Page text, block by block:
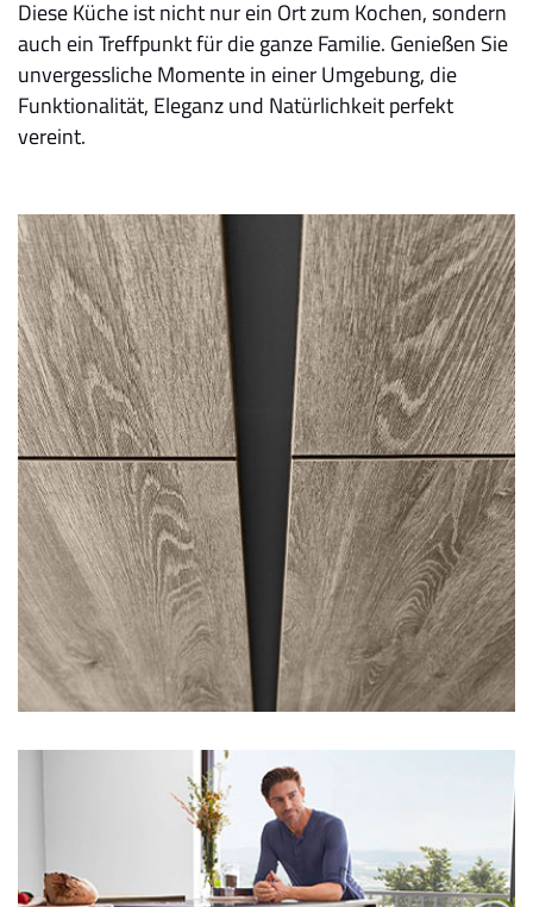
Diese Küche ist nicht nur ein Ort zum Kochen, sondern
auch ein Treffpunkt für die ganze Familie. Genießen Sie
unvergessliche Momente in einer Umgebung, die
Funktionalität, Eleganz und Natürlichkeit perfekt
vereint.